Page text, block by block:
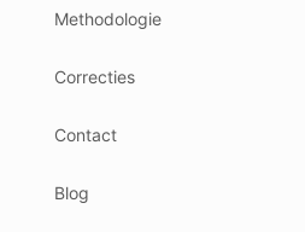
Methodologie
Correcties
Contact
Blog